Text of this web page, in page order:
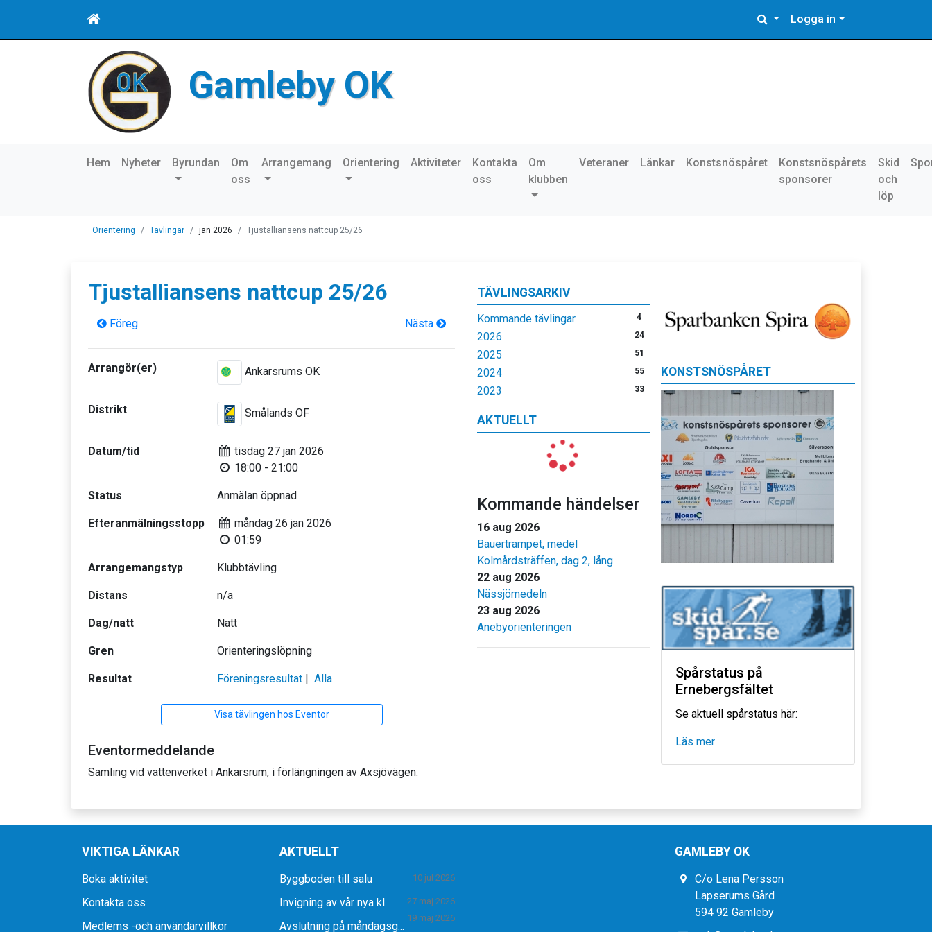
Logga in
Gamleby OK
Hem Nyheter Byrundan
Om
oss
Arrangemang Orientering Aktiviteter
Kontakta
oss
Om
klubben
Veteraner Länkar Konstsnöspåret
Konstsnöspårets
sponsorer
Skid
och
löp
Orientering Tävlingar jan 2026 Tjustalliansens nattcup 25/26
TÄVLINGSARKIV
Kommande tävlingar 4
2026 24
2025 51
2024 55
2023 33
AKTUELLT
Kommande händelser
16 aug 2026
Bauertrampet, medel
Kolmårdsträffen, dag 2, lång
22 aug 2026
Nässjömedeln
23 aug 2026
Anebyorienteringen
Tjustalliansens nattcup 25/26
Föreg Nästa
Arrangör(er) Ankarsrums OK
Distrikt Smålands OF
Datum/tid
tisdag 27 jan 2026
18:00 - 21:00
Status Anmälan öppnad
Efteranmälningsstopp
måndag 26 jan 2026
01:59
Arrangemangstyp Klubbtävling
Distans n/a
Dag/natt Natt
Gren Orienteringslöpning
Resultat Föreningsresultat |Alla
Visa tävlingen hos Eventor
Eventormeddelande
Samling vid vattenverket i Ankarsrum, i förlängningen av Axsjövägen.
KONSTSNÖSPÅRET
Spårstatus på
Ernebergsfältet
Se aktuell spårstatus här:
Läs mer
VIKTIGA LÄNKAR
Boka aktivitet
Kontakta oss
Medlems -och användarvillkor
AKTUELLT
Byggboden till salu 10 jul 2026
27 maj 2026
Invigning av vår nya kl...
19 maj 2026
Avslutning på måndagsg...
GAMLEBY OK
C/o Lena Persson
Lapserums Gård
594 92 Gamleby